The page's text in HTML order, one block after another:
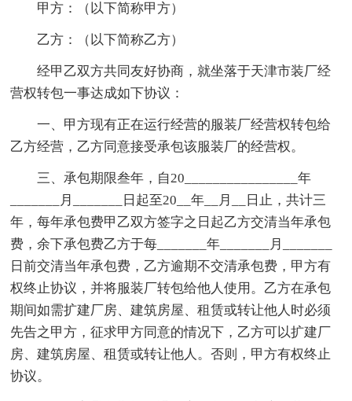
甲方：（以下简称甲方）
乙方：（以下简称乙方）
经甲乙双方共同友好协商，就坐落于天津市装厂经
营权转包一事达成如下协议：
一、甲方现有正在运行经营的服装厂经营权转包给
乙方经营，乙方同意接受承包该服装厂的经营权。
三、承包期限叁年，自20________________年
_______月_______日起至20__年__月__日止，共计三
年，每年承包费甲乙双方签字之日起乙方交清当年承包
费，余下承包费乙方于每_______年_______月_______
日前交清当年承包费，乙方逾期不交清承包费，甲方有
权终止协议，并将服装厂转包给他人使用。乙方在承包
期间如需扩建厂房、建筑房屋、租赁或转让他人时必须
先告之甲方，征求甲方同意的情况下，乙方可以扩建厂
房、建筑房屋、租赁或转让他人。否则，甲方有权终止
协议。